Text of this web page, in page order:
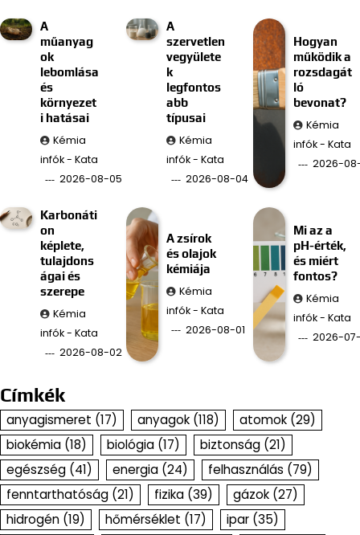
A
műanyag
ok
lebomlása
és
környezet
i hatásai
Kémia
infók - Kata
2026-08-05
A
szervetlen
vegyülete
k
legfontos
abb
típusai
Kémia
infók - Kata
2026-08-04
Hogyan
működik a
rozsdagát
ló
bevonat?
Kémia
infók - Kata
2026-
Karbonáti
on
képlete,
tulajdons
ágai és
szerepe
Kémia
infók - Kata
2026-08-02
A zsírok
és olajok
kémiája
Kémia
infók - Kata
2026-08-01
Mi az a
pH-érték,
és miért
fontos?
Kémia
infók - Kata
2026-
Címkék
anyagismeret (17) anyagok (118) atomok (29)
biokémia (18) biológia (17) biztonság (21)
egészség (41) energia (24) felhasználás (79)
fenntarthatóság (21) fizika (39) gázok (27)
hidrogén (19) hőmérséklet (17) ipar (35)